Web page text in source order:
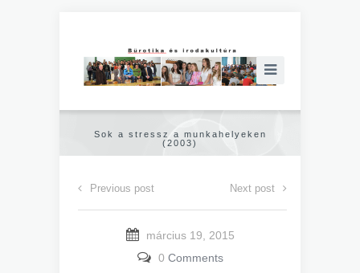
Sok a stressz a munkahelyeken
(2003)
Previous post Next post
március 19, 2015
0 Comments